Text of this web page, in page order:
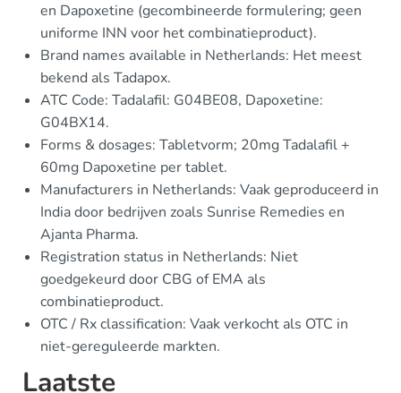
en Dapoxetine (gecombineerde formulering; geen
uniforme INN voor het combinatieproduct).
Brand names available in Netherlands: Het meest
bekend als Tadapox.
ATC Code: Tadalafil: G04BE08, Dapoxetine:
G04BX14.
Forms & dosages: Tabletvorm; 20mg Tadalafil +
60mg Dapoxetine per tablet.
Manufacturers in Netherlands: Vaak geproduceerd in
India door bedrijven zoals Sunrise Remedies en
Ajanta Pharma.
Registration status in Netherlands: Niet
goedgekeurd door CBG of EMA als
combinatieproduct.
OTC / Rx classification: Vaak verkocht als OTC in
niet-gereguleerde markten.
Laatste